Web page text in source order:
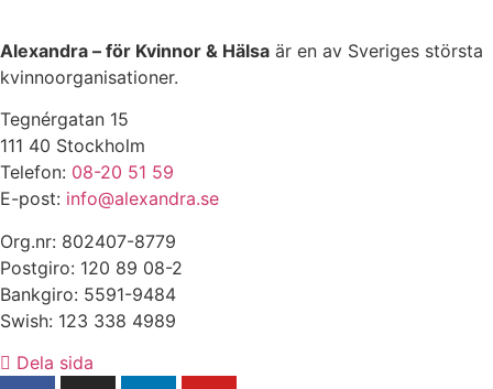
Alexandra – för Kvinnor & Hälsa är en av Sveriges största
kvinnoorganisationer.
Tegnérgatan 15
111 40 Stockholm
Telefon: 08-20 51 59
E-post: info@alexandra.se
Org.nr: 802407-8779
Postgiro: 120 89 08-2
Bankgiro: 5591-9484
Swish: 123 338 4989
Dela sida